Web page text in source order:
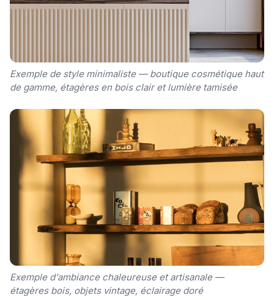
Exemple de style minimaliste — boutique cosmétique haut
de gamme, étagères en bois clair et lumière tamisée
Exemple d'ambiance chaleureuse et artisanale —
étagères bois, objets vintage, éclairage doré